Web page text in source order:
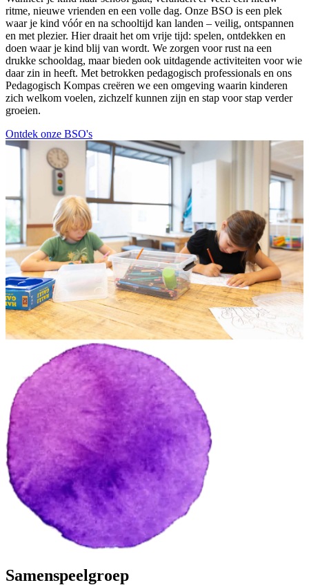
ritme, nieuwe vrienden en een volle dag. Onze BSO is een plek
waar je kind vóór en na schooltijd kan landen – veilig, ontspannen
en met plezier. Hier draait het om vrije tijd: spelen, ontdekken en
doen waar je kind blij van wordt. We zorgen voor rust na een
drukke schooldag, maar bieden ook uitdagende activiteiten voor wie
daar zin in heeft. Met betrokken pedagogisch professionals en ons
Pedagogisch Kompas creëren we een omgeving waarin kinderen
zich welkom voelen, zichzelf kunnen zijn en stap voor stap verder
groeien.
Ontdek onze BSO's
Samenspeelgroep